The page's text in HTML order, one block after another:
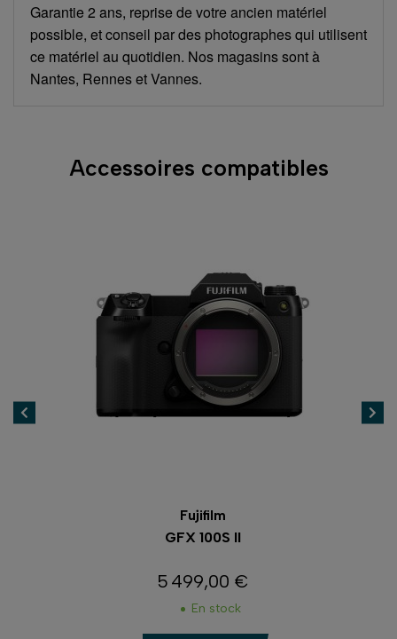
Garantie 2 ans, reprise de votre ancien matériel
possible, et conseil par des photographes qui utilisent
ce matériel au quotidien. Nos magasins sont à
Nantes, Rennes et Vannes.
Accessoires compatibles
Fujifilm
GFX 100S II
Prix
5 499,00 €
En stock